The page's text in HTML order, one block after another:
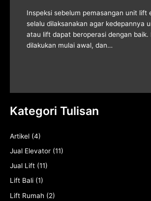
Inspeksi sebelum pemasangan unit lift
selalu dilaksanakan agar kedepannya
atau lift dapat beroperasi dengan baik.
dilakukan mulai awal, dan…
Kategori Tulisan
Artikel (4)
Jual Elevator (11)
Jual Lift (11)
Lift Bali (1)
Lift Rumah (2)